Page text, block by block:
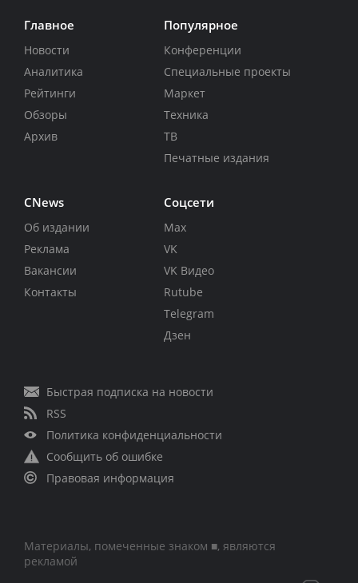
Главное
Новости
Аналитика
Рейтинги
Обзоры
Архив
Популярное
Конференции
Специальные проекты
Маркет
Техника
ТВ
Печатные издания
CNews
Об издании
Реклама
Вакансии
Контакты
Соцсети
Max
VK
VK Видео
Rutube
Telegram
Дзен
Быстрая подписка на новости
RSS
Политика конфиденциальности
Сообщить об ошибке
Правовая информация
Материалы, помеченные знаком ■, являются
рекламой